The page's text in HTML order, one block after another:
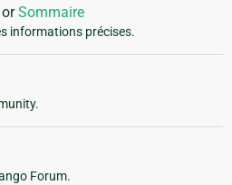
orSommaire
informations précises.
Forum.